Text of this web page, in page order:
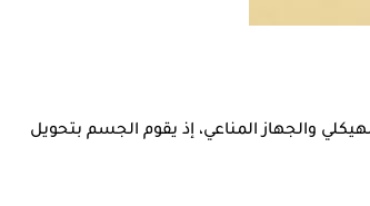
والجهاز المناعي، إذ يقوم الجسم بتحويل